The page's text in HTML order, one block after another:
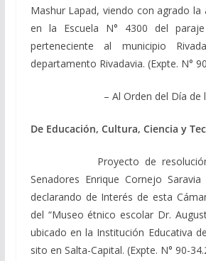
Mashur Lapad, viendo con agrado la
en la Escuela N° 4300 del
perteneciente al municipio
departamento Rivadavia. (Expte. N°
– Al Orden del Día de
De Educación, Cultura, Ciencia y
Proyecto de resolución
Senadores Enrique Cornejo
declarando de Interés de esta
del “Museo étnico escolar Dr.
ubicado en la Institución Educativa
sito en Salta-Capital. (Expte. N° 90-